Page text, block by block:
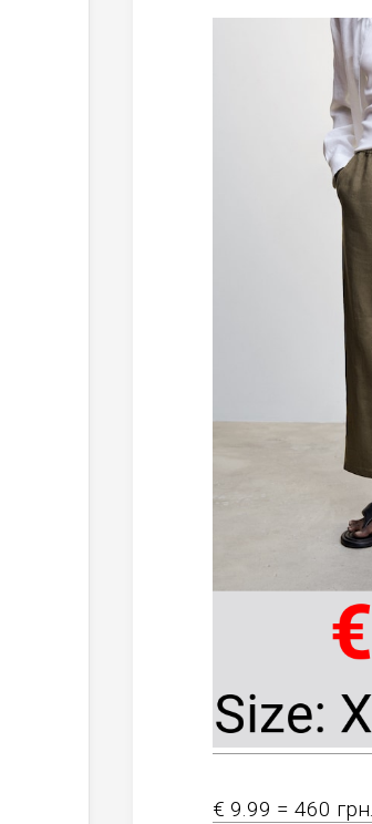
€ 9.99 = 460